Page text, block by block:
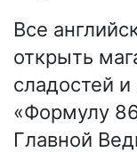
Все
открыть
сладостей
«Формулу
Главной